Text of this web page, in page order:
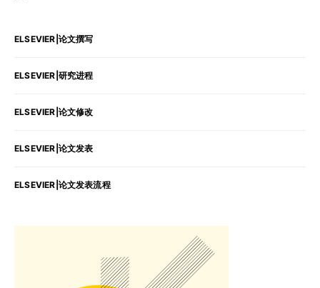
ELSEVIER|论文撰写
ELSEVIER|研究进程
ELSEVIER|论文修改
ELSEVIER|论文发表
ELSEVIER|论文发表流程